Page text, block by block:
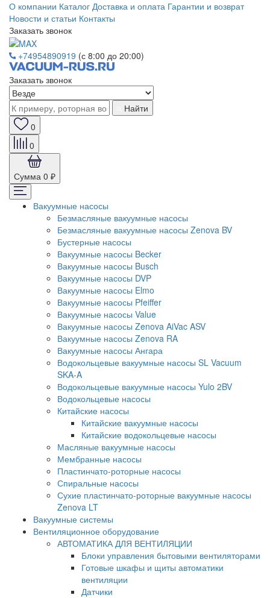
О компании Каталог Доставка и оплата Гарантии и возврат
Новости и статьи Контакты
Заказать звонок
+74954890919 (с 8:00 до 20:00)
Заказать звонок
Найти
0
0
Сумма 0 ₽
Вакуумные насосы
Безмасляные вакуумные насосы
Безмасляные вакуумные насосы Zenova BV
Бустерные насосы
Вакуумные насосы Becker
Вакуумные насосы Busch
Вакуумные насосы DVP
Вакуумные насосы Elmo
Вакуумные насосы Pfeiffer
Вакуумные насосы Value
Вакуумные насосы Zenova AiVac ASV
Вакуумные насосы Zenova RA
Вакуумные насосы Ангара
Водокольцевые вакуумные насосы SL Vacuum
SKA-A
Водокольцевые вакуумные насосы Yulo 2BV
Водокольцевые насосы
Китайские насосы
Китайские вакуумные насосы
Китайские водокольцевые насосы
Масляные вакуумные насосы
Мембранные насосы
Пластинчато-роторные насосы
Спиральные насосы
Сухие пластинчато-роторные вакуумные насосы
Zenova LT
Вакуумные системы
Вентиляционное оборудование
АВТОМАТИКА ДЛЯ ВЕНТИЛЯЦИИ
Блоки управления бытовыми вентиляторами
Готовые шкафы и щиты автоматики
вентиляции
Датчики